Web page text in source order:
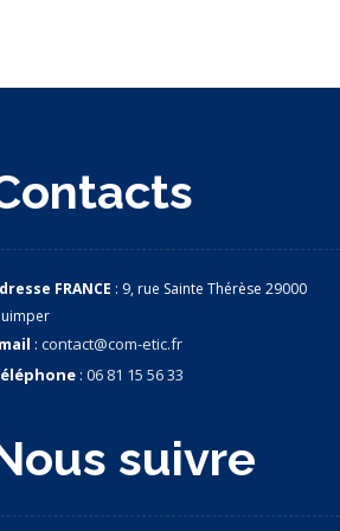
FRANCE : 9, rue Sainte Thérèse 29000
:contact@com-etic.fr
:06 81 15 56 33
suivre